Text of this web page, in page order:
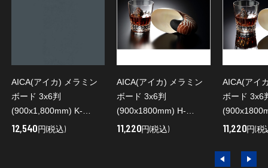
AICA(アイカ) メラミン
ボード 3x6判
(900x1,800mm) K-
6305KN
12,540円(税込)
AICA(アイカ) メラミン
ボード 3x6判
(900x1800mm) H-
7101KG(ブラックマッ
11,220円(税込)
AICA(アイ
ボード 3x6
7101KM(ブ
11,220円(税